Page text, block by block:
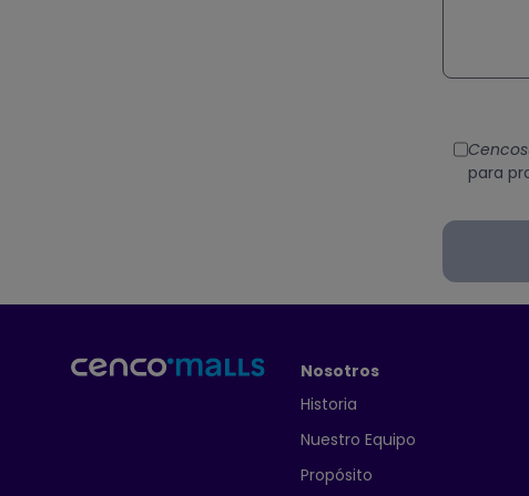
para
Nosotros
Historia
Nuestro Equipo
Propósito